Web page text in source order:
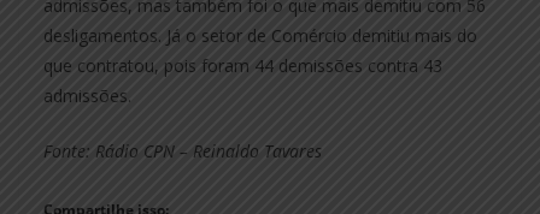
admissões, mas também foi o que mais demitiu com 56
desligamentos. Já o setor de Comércio demitiu mais do
que contratou, pois foram 44 demissões contra 43
admissões.
Fonte: Rádio CPN – Reinaldo Tavares
Compartilhe isso: